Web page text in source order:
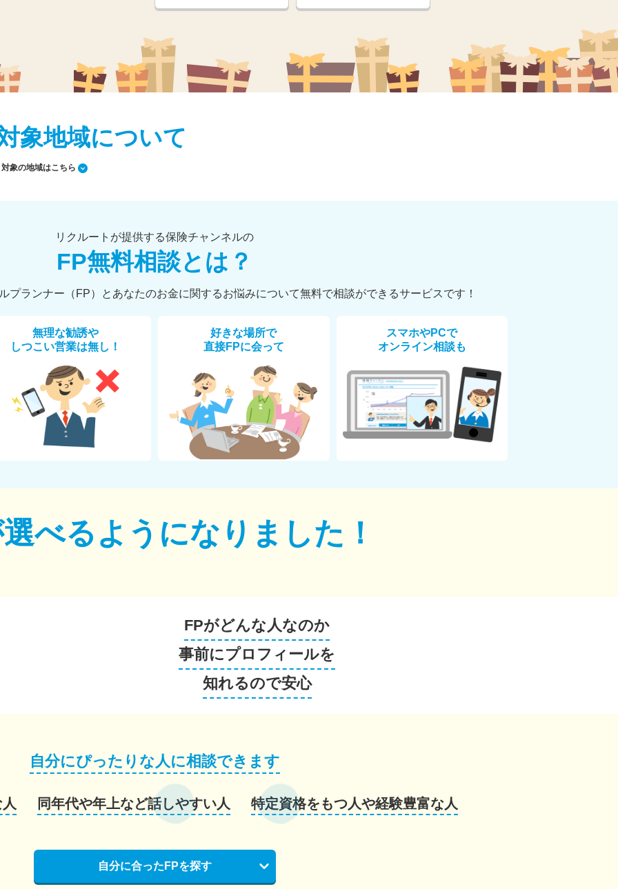
象地域について
対象の地域はこちら
リクルートが提供する保険チャンネルの
FP無料相談とは？
プランナー（FP）とあなたのお金に関するお悩みについて無料で相談ができるサービスです！
無理な勧誘や
しつこい営業は無し！
好きな場所で
直接FPに会って
スマホやPCで
オンライン相談も
べるようになりました！
FPがどんな人なのか
事前にプロフィールを
知れるので安心
自分にぴったりな人に相談できます
同年代や年上など話しやすい人 特定資格をもつ人や経験豊富な人
自分に合ったFPを探す